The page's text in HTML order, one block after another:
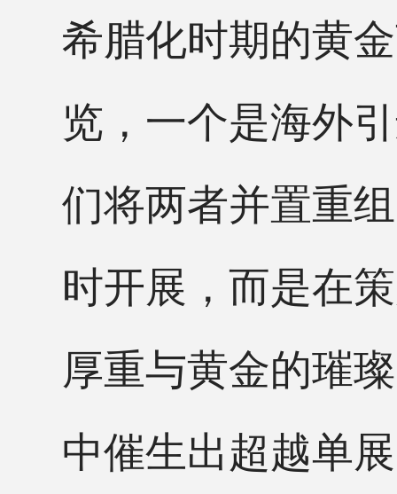
希腊化时期的黄
览，一个是海外
们将两者并置重
时开展，而是在
厚重与黄金的璀
中催生出超越单